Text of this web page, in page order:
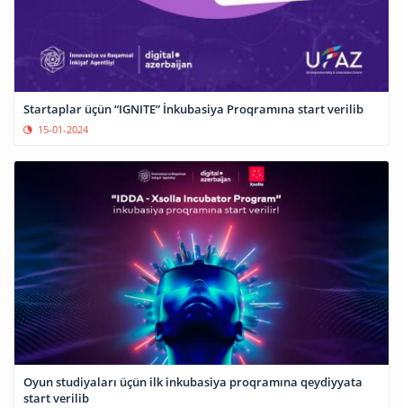
Startaplar üçün “IGNITE” İnkubasiya Proqramına start verilib
15-01-2024
Oyun studiyaları üçün ilk inkubasiya proqramına qeydiyyata
start verilib